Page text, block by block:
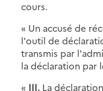
cours.
« Un accusé de
l'outil de
transmis par
la déclaration par
« III. La